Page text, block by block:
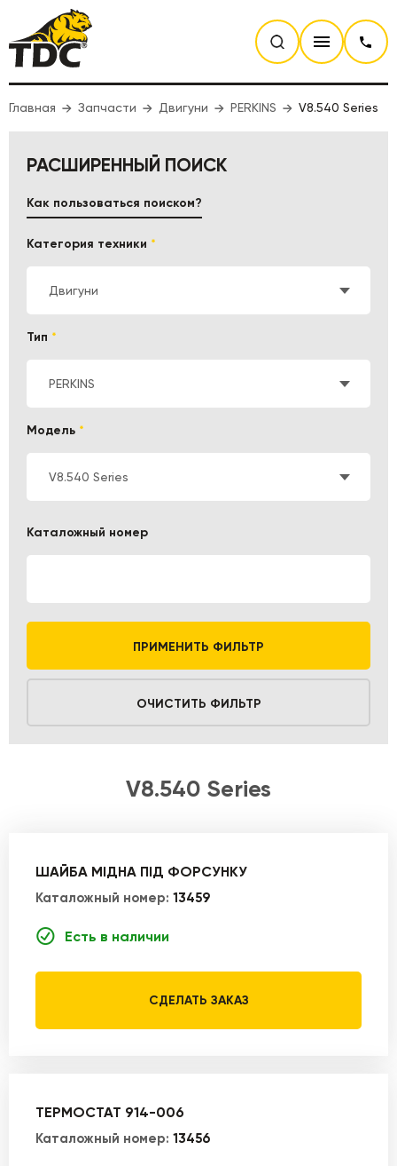
Главная Запчасти Двигуни PERKINS V8.540 Series
РАСШИРЕННЫЙ ПОИСК
Категория техники *
Двигуни
Тип *
PERKINS
Модель *
V8.540 Series
Каталожный номер
ПРИМЕНИТЬ ФИЛЬТР
ОЧИСТИТЬ ФИЛЬТР
Как пользоваться поиском?
V8.540 Series
ШАЙБА МІДНА ПІД ФОРСУНКУ
Каталожный номер: 13459
Есть в наличии
СДЕЛАТЬ ЗАКАЗ
ТЕРМОСТАТ 914-006
Каталожный номер: 13456